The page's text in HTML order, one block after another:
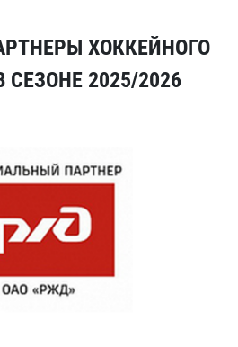
ХОККЕЙНОГО
2025/2026